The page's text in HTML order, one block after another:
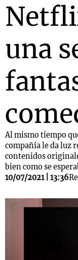
una
Al mismo tiempo
compañía le da luz
contenidos
bien como se
10/07/2021 | 13:36